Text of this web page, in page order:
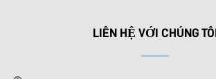
LIÊN HỆ VỚI CHÚNG